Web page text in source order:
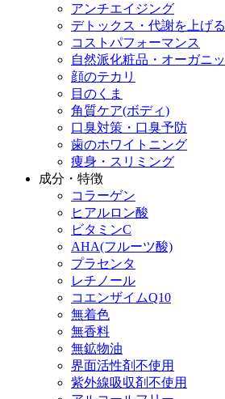
アンチエイジング
デトックス・代謝を上げる
コストパフォーマンス
自然派化粧品・オーガニ
顔のテカリ
目のくま
角質ケア(ボディ)
口臭対策・口臭予防
歯のホワイトニング
痩身・スリミング
成分・特徴
コラーゲン
ヒアルロン酸
ビタミンC
AHA(フルーツ酸)
プラセンタ
レチノール
コエンザイムQ10
無着色
無香料
無鉱物油
界面活性剤不使用
紫外線吸収剤不使用